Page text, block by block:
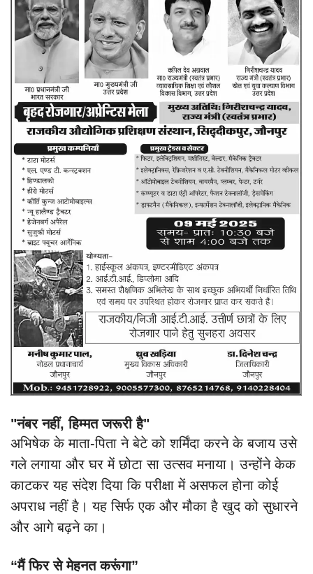
"नंबर नहीं, हिम्मत जरूरी है"
अभिषेक के माता-पिता ने बेटे को शर्मिंदा करने के बजाय उसे
गले लगाया और घर में छोटा सा उत्सव मनाया। उन्होंने केक
काटकर यह संदेश दिया कि परीक्षा में असफल होना कोई
अपराध नहीं है। यह सिर्फ एक और मौका है खुद को सुधारने
और आगे बढ़ने का।
“मैं फिर से मेहनत करूंगा”